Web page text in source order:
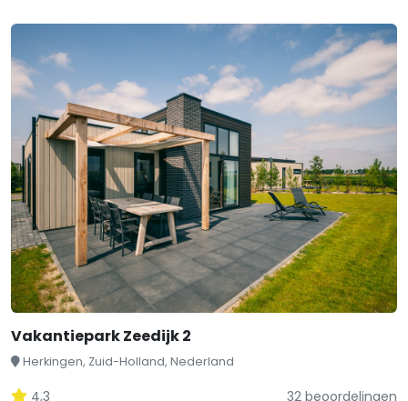
Vakantiepark Zeedijk 2
Herkingen, Zuid-Holland, Nederland
4,3 32 beoordelingen